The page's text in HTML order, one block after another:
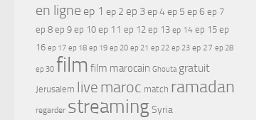
en ligne ep 1 ep 2 ep 3ep 4ep 5 ep 6 ep 7
ep 8 ep 9 ep 10 ep 11 ep 12 ep 13 ep 14 ep 15 ep
16 ep 17 ep 18 ep 19 ep 20 ep 21 ep 22 ep 23 ep 27 ep 28
ep 30 film film marocain Ghouta gratuit
Jerusalem live maroc match ramadan
regarder streamingSyria